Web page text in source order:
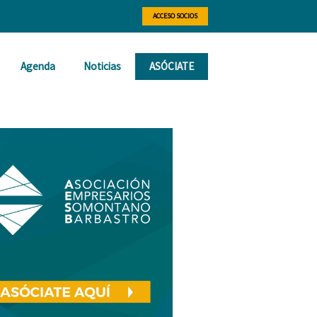
ACCESO SOCIOS
Agenda Noticias ASÓCIATE